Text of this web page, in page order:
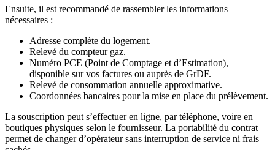
Ensuite, il est recommandé de rassembler les informations
nécessaires :
Adresse complète du logement.
Relevé du compteur gaz.
Numéro PCE (Point de Comptage et d’Estimation),
disponible sur vos factures ou auprès de GrDF.
Relevé de consommation annuelle approximative.
Coordonnées bancaires pour la mise en place du prélèvement.
La souscription peut s’effectuer en ligne, par téléphone, voire en
boutiques physiques selon le fournisseur. La portabilité du contrat
permet de changer d’opérateur sans interruption de service ni frais